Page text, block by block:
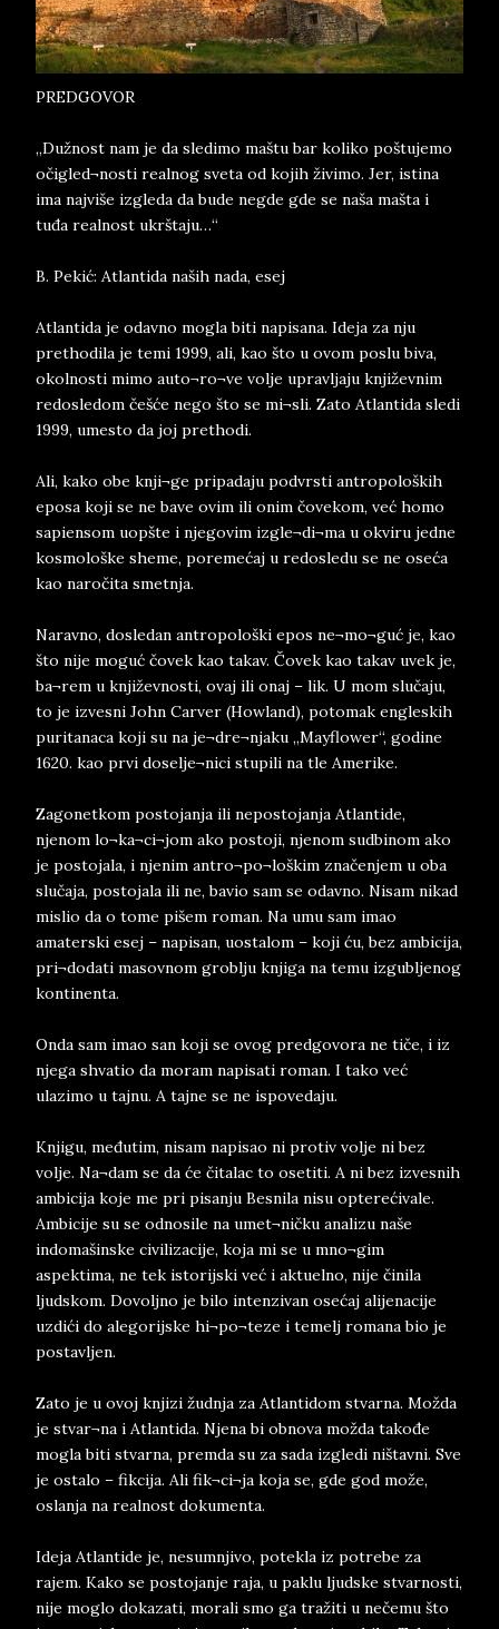
PREDGOVOR
„Dužnost nam je da sledimo maštu bar koliko poštujemo
očigled¬nosti realnog sveta od kojih živimo. Jer, istina
ima najviše izgleda da bude negde gde se naša mašta i
tuđa realnost ukrštaju…“
B. Pekić: Atlantida naših nada, esej
Atlantida je odavno mogla biti napisana. Ideja za nju
prethodila je temi 1999, ali, kao što u ovom poslu biva,
okolnosti mimo auto¬ro¬ve volje upravljaju književnim
redosledom češće nego što se mi¬sli. Zato Atlantida sledi
1999, umesto da joj prethodi.
Ali, kako obe knji¬ge pripadaju podvrsti antropoloških
eposa koji se ne bave ovim ili onim čovekom, već homo
sapiensom uopšte i njegovim izgle¬di¬ma u okviru jedne
kosmološke sheme, poremećaj u redosledu se ne oseća
kao naročita smetnja.
Naravno, dosledan antropološki epos ne¬mo¬guć je, kao
što nije moguć čovek kao takav. Čovek kao takav uvek je,
ba¬rem u književnosti, ovaj ili onaj – lik. U mom slučaju,
to je izvesni John Carver (Howland), potomak engleskih
puritanaca koji su na je¬dre¬njaku „Mayflower“, godine
1620. kao prvi doselje¬nici stupili na tle Amerike.
Zagonetkom postojanja ili nepostojanja Atlantide,
njenom lo¬ka¬ci¬jom ako postoji, njenom sudbinom ako
je postojala, i njenim antro¬po¬loškim značenjem u oba
slučaja, postojala ili ne, bavio sam se odavno. Nisam nikad
mislio da o tome pišem roman. Na umu sam imao
amaterski esej – napisan, uostalom – koji ću, bez ambicija,
pri¬dodati masovnom groblju knjiga na temu izgubljenog
kontinenta.
Onda sam imao san koji se ovog predgovora ne tiče, i iz
njega shvatio da moram napisati roman. I tako već
ulazimo u tajnu. A tajne se ne ispovedaju.
Knjigu, međutim, nisam napisao ni protiv volje ni bez
volje. Na¬dam se da će čitalac to osetiti. A ni bez izvesnih
ambicija koje me pri pisanju Besnila nisu opterećivale.
Ambicije su se odnosile na umet¬ničku analizu naše
indomašinske civilizacije, koja mi se u mno¬gim
aspektima, ne tek istorijski već i aktuelno, nije činila
ljudskom. Dovoljno je bilo intenzivan osećaj alijenacije
uzdići do alegorijske hi¬po¬teze i temelj romana bio je
postavljen.
Zato je u ovoj knjizi žudnja za Atlantidom stvarna. Možda
je stvar¬na i Atlantida. Njena bi obnova možda takođe
mogla biti stvarna, premda su za sada izgledi ništavni. Sve
je ostalo – fikcija. Ali fik¬ci¬ja koja se, gde god može,
oslanja na realnost dokumenta.
Ideja Atlantide je, nesumnjivo, potekla iz potrebe za
rajem. Kako se postojanje raja, u paklu ljudske stvarnosti,
nije moglo dokazati, morali smo ga tražiti u nečemu što